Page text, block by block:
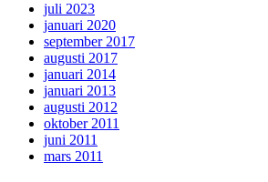
juli 2023
januari 2020
september 2017
augusti 2017
januari 2014
januari 2013
augusti 2012
oktober 2011
juni 2011
mars 2011